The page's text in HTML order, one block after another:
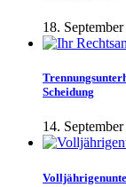
18.
Scheidung
14.